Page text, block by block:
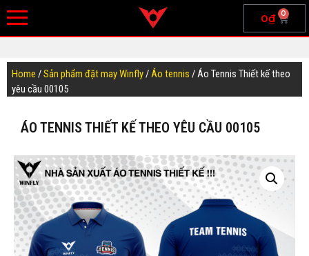
0₫ 0
Home /Sản phẩm đặt may Winfly/Áo tennis / Áo Tennis Thiết kế theo
yêu cầu 00105
ÁO TENNIS THIẾT KẾ THEO YÊU CẦU 00105